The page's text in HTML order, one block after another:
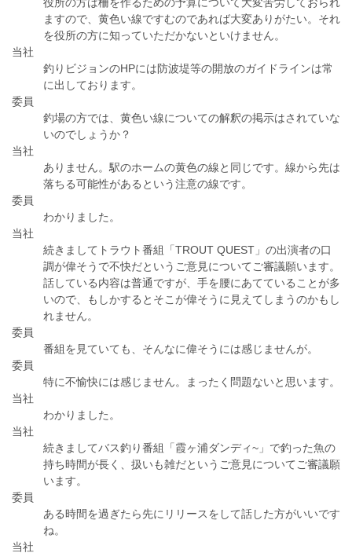
ますので、黄色い線ですむのであれば大変ありがたい。それ
を役所の方に知っていただかないといけません。
当社
釣りビジョンのHPには防波堤等の開放のガイドラインは常
に出しております。
委員
釣場の方では、黄色い線についての解釈の掲示はされていな
いのでしょうか？
当社
ありません。駅のホームの黄色の線と同じです。線から先は
落ちる可能性があるという注意の線です。
委員
わかりました。
当社
続きましてトラウト番組「TROUT QUEST」の出演者の口
調が偉そうで不快だというご意見についてご審議願います。
話している内容は普通ですが、手を腰にあてていることが多
いので、もしかするとそこが偉そうに見えてしまうのかもし
れません。
委員
番組を見ていても、そんなに偉そうには感じませんが。
委員
特に不愉快には感じません。まったく問題ないと思います。
当社
わかりました。
当社
続きましてバス釣り番組「霞ヶ浦ダンディ~」で釣った魚の
持ち時間が長く、扱いも雑だというご意見についてご審議願
います。
委員
ある時間を過ぎたら先にリリースをして話した方がいいです
ね。
当社